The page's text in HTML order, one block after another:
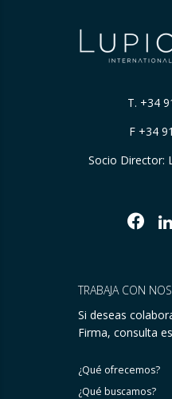
T. +34
F +34
Socio Director:
TRABAJA CON
Si deseas
Firma, consulta
¿Qué ofrecemos?
¿Qué buscamos?